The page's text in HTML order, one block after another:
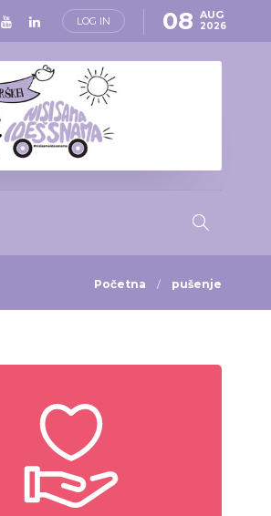
LOG IN 08 AUG
2026
Početna pušenje